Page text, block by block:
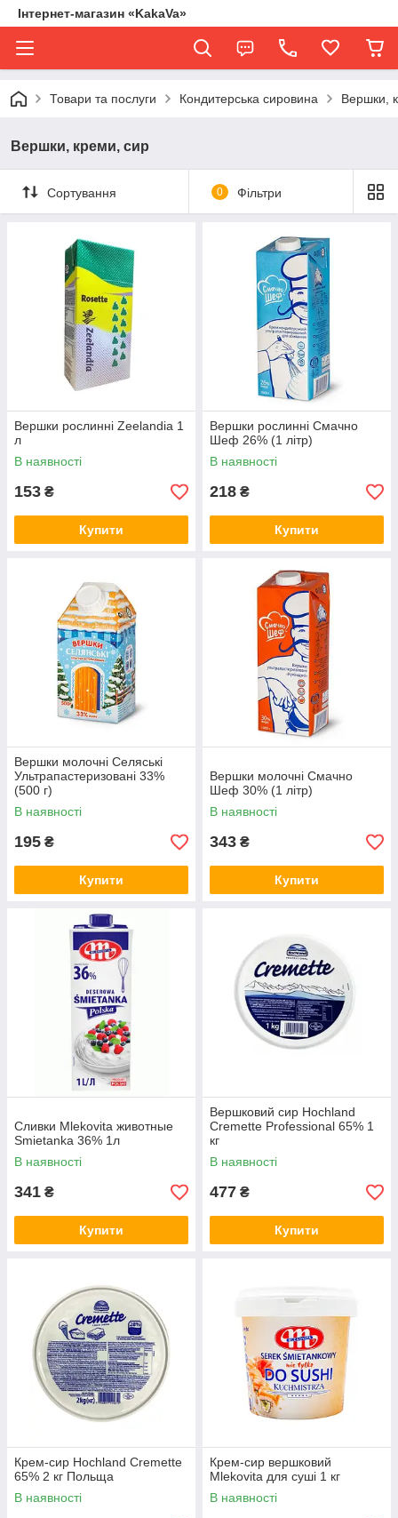
Інтернет-магазин «KakaVa»
Товари та послуги Кондитерська сировина Вершки,
Вершки, креми, сир
Сортування 0 Фільтри
Вершки рослинні Zeelandia 1
л
В наявності
153 ₴
Купити
Вершки рослинні Смачно
Шеф 26% (1 літр)
В наявності
218 ₴
Купити
Вершки молочні Селяські
Ультрапастеризовані 33%
(500 г)
В наявності
195 ₴
Купити
Вершки молочні Смачно
Шеф 30% (1 літр)
В наявності
343 ₴
Купити
Сливки Mlekovita животные
Smietanka 36% 1л
В наявності
341 ₴
Купити
Вершковий сир Hochland
Cremette Professional 65% 1
кг
В наявності
477 ₴
Купити
Крем-сир Hochland Cremette
65% 2 кг Польща
В наявності
Крем-сир вершковий
Mlekovita для суші 1 кг
В наявності